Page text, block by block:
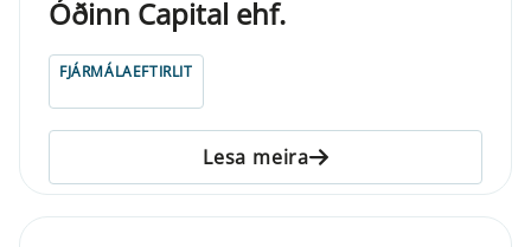
Óðinn Capital ehf.
FJÁRMÁLAEFTIRLIT
Lesa meira